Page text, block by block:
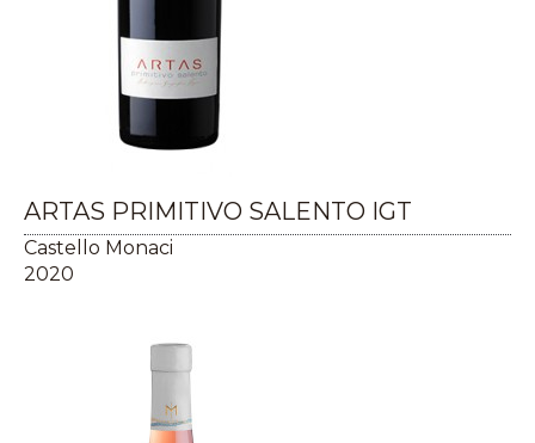
ARTAS PRIMITIVO SALENTO IGT
Castello Monaci
2020